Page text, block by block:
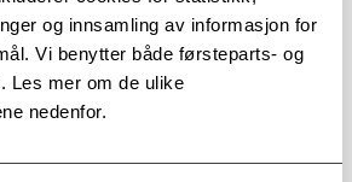
og innsamling av informasjon for
Vi benytter både førsteparts- og
Les mer om de ulike
nedenfor.
og undervisning